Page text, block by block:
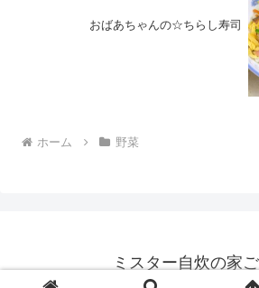
おばあちゃんの☆ちらし寿司
ホーム 野菜
ミスター自炊の家